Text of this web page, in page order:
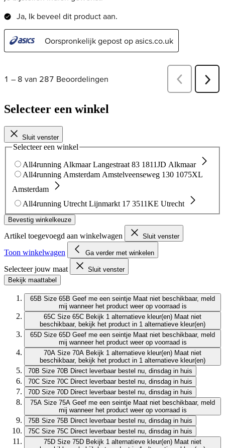
Selecteer een winkel
Sluit venster
Selecteer een winkel
All4running Alkmaar Langestraat 83 1811JD Alkmaar
All4running Amsterdam Amstelveenseweg 130 1075XL
Amsterdam
All4running Utrecht Lijnmarkt 17 3511KE Utrecht
Bevestig winkelkeuze
Artikel toegevoegd aan winkelwagen Sluit venster
Toon winkelwagen Ga verder met winkelen
Selecteer jouw maat
Sluit venster
Bekijk maattabel
65B Size 65B Geef me een seintje Maat niet beschikbaar, meld
mij wanneer het product weer op voorraad is
65C Size 65C Bekijk 1 alternatieve kleur(en) Maat niet
beschikbaar, bekijk het product in 1 alternatieve kleur(en)
65D Size 65D Geef me een seintje Maat niet beschikbaar, meld
mij wanneer het product weer op voorraad is
70A Size 70A Bekijk 1 alternatieve kleur(en) Maat niet
beschikbaar, bekijk het product in 1 alternatieve kleur(en)
70B Size 70B Direct leverbaar bestel nu, dinsdag in huis
70C Size 70C Direct leverbaar bestel nu, dinsdag in huis
70D Size 70D Direct leverbaar bestel nu, dinsdag in huis
75A Size 75A Geef me een seintje Maat niet beschikbaar, meld
mij wanneer het product weer op voorraad is
75B Size 75B Direct leverbaar bestel nu, dinsdag in huis
75C Size 75C Direct leverbaar bestel nu, dinsdag in huis
75D Size 75D Bekijk 1 alternatieve kleur(en) Maat niet